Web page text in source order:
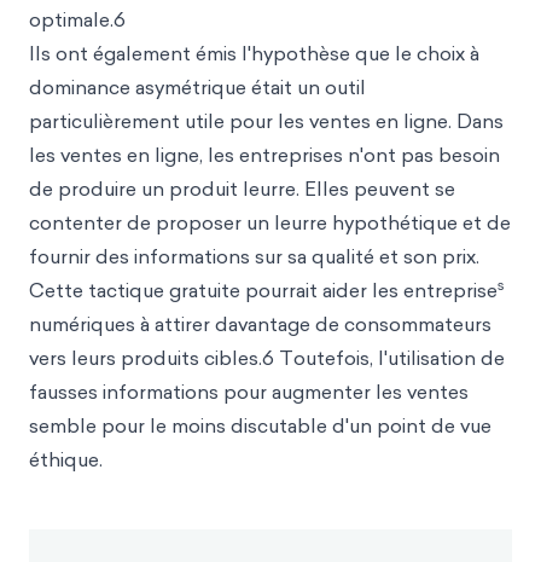
optimale.6
Ils ont également émis l'hypothèse que le choix à
dominance asymétrique était un outil
particulièrement utile pour les ventes en ligne. Dans
les ventes en ligne, les entreprises n'ont pas besoin
de produire un produit leurre. Elles peuvent se
contenter de proposer un leurre hypothétique et de
fournir des informations sur sa qualité et son prix.
Cette tactique gratuite pourrait aider les entreprises
numériques à attirer davantage de consommateurs
vers leurs produits cibles.6 Toutefois, l'utilisation de
fausses informations pour augmenter les ventes
semble pour le moins discutable d'un point de vue
éthique.